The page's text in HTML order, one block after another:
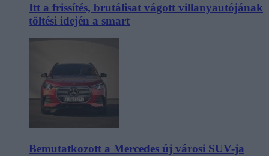
Itt a frissítés, brutálisat vágott villanyautójának
töltési idején a smart
Bemutatkozott a Mercedes új városi SUV-ja